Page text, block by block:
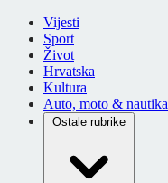
Vijesti
Sport
Život
Hrvatska
Kultura
Auto, moto & nautika
Ostale rubrike